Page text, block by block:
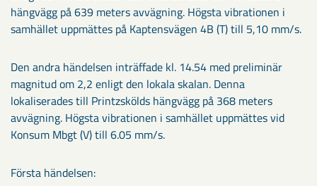
hängvägg på 639 meters avvägning. Högsta vibrationen i
samhället uppmättes på Kaptensvägen 4B (T) till 5,10 mm/s.
Den andra händelsen inträffade kl. 14.54 med preliminär
magnitud om 2,2 enligt den lokala skalan. Denna
lokaliserades till Printzskölds hängvägg på 368 meters
avvägning. Högsta vibrationen i samhället uppmättes vid
Konsum Mbgt (V) till 6.05 mm/s.
Första händelsen: